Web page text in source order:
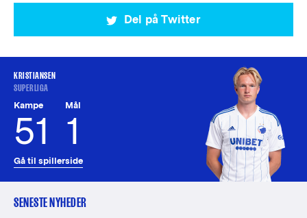
Del på Twitter
KRISTIANSEN
SUPERLIGA
Kampe
51
Mål
1
Gå til spillerside
SENESTE NYHEDER